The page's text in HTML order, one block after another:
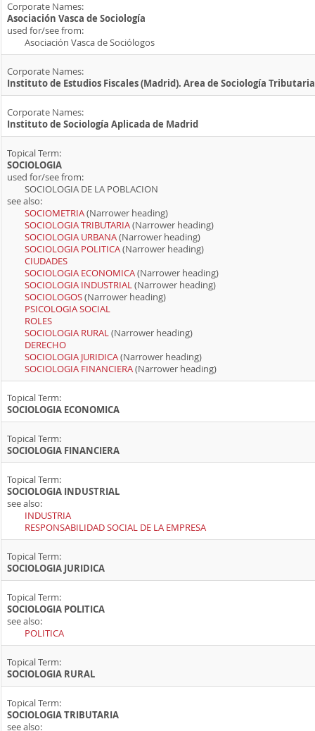
Corporate Names:
Asociación Vasca de Sociología
used for/see from:
Asociación Vasca de Sociólogos
Corporate Names:
Instituto de Estudios Fiscales (Madrid). Area de Sociología Tributaria
Corporate Names:
Instituto de Sociología Aplicada de Madrid
Topical Term:
SOCIOLOGIA
used for/see from:
SOCIOLOGIA DE LA POBLACION
see also:
SOCIOMETRIA(Narrower heading)
SOCIOLOGIA TRIBUTARIA(Narrower heading)
SOCIOLOGIA URBANA(Narrower heading)
SOCIOLOGIA POLITICA(Narrower heading)
CIUDADES
SOCIOLOGIA ECONOMICA(Narrower heading)
SOCIOLOGIA INDUSTRIAL(Narrower heading)
SOCIOLOGOS(Narrower heading)
PSICOLOGIA SOCIAL
ROLES
SOCIOLOGIA RURAL(Narrower heading)
DERECHO
SOCIOLOGIA JURIDICA(Narrower heading)
SOCIOLOGIA FINANCIERA(Narrower heading)
Topical Term:
SOCIOLOGIA ECONOMICA
Topical Term:
SOCIOLOGIA FINANCIERA
Topical Term:
SOCIOLOGIA INDUSTRIAL
see also:
INDUSTRIA
RESPONSABILIDAD SOCIAL DE LA EMPRESA
Topical Term:
SOCIOLOGIA JURIDICA
Topical Term:
SOCIOLOGIA POLITICA
see also:
POLITICA
Topical Term:
SOCIOLOGIA RURAL
Topical Term:
SOCIOLOGIA TRIBUTARIA
see also: